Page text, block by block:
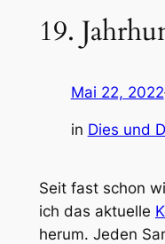
19.
Mai 22, 2022
in Dies und
Seit fast schon
ich das aktuelle
herum. Jeden